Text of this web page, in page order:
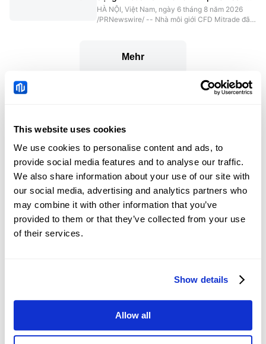
This website uses cookies
We use cookies to personalise content and ads, to
provide social media features and to analyse our traffic.
We also share information about your use of our site with
our social media, advertising and analytics partners who
may combine it with other information that you’ve
provided to them or that they’ve collected from your use
of their services.
Show details
Allow all
dipersembahkan secara jelas dan
tepat.Pedagang Asia berdepan dengan
nâng cấp MitradeGPT được triển khai tại
Châu Á
HÀ NỘI, Việt Nam, ngày 6 tháng 8 năm 2026
/PRNewswire/ -- Nhà môi giới CFD Mitrade đã
MitradeGPT chính thức được triển khai tại một
các nhà đầu tư cá nhân ngày càng dựa vào AI
để nghiên cứu thị trường, làm dấy lên những câu
Mehr
Vertrauenswürdige
Partner
Unterstützte
Zahlungsmethoden